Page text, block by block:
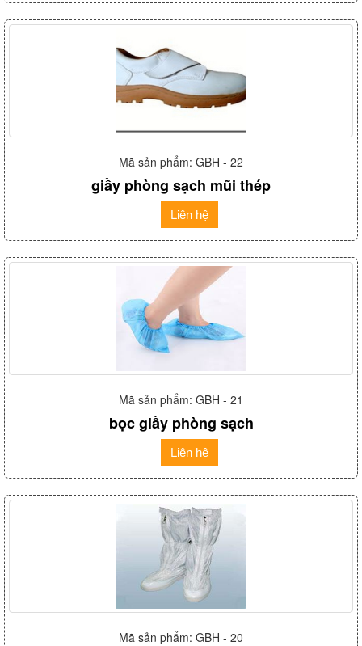
Mã sản phẩm: GBH - 22
giầy phòng sạch mũi thép
Liên hệ
Mã sản phẩm: GBH - 21
bọc giầy phòng sạch
Liên hệ
Mã sản phẩm: GBH - 20